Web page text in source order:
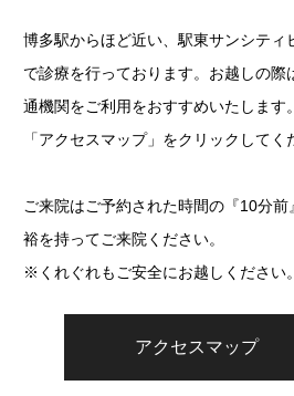
博多駅からほど近い、駅東サンシティ
で診療を行っております。お越しの際
通機関をご利用をおすすめいたします
「アクセスマップ」をクリックしてく
ご来院はご予約された時間の『10分前
裕を持ってご来院ください。
※くれぐれもご安全にお越しください。
アクセスマップ